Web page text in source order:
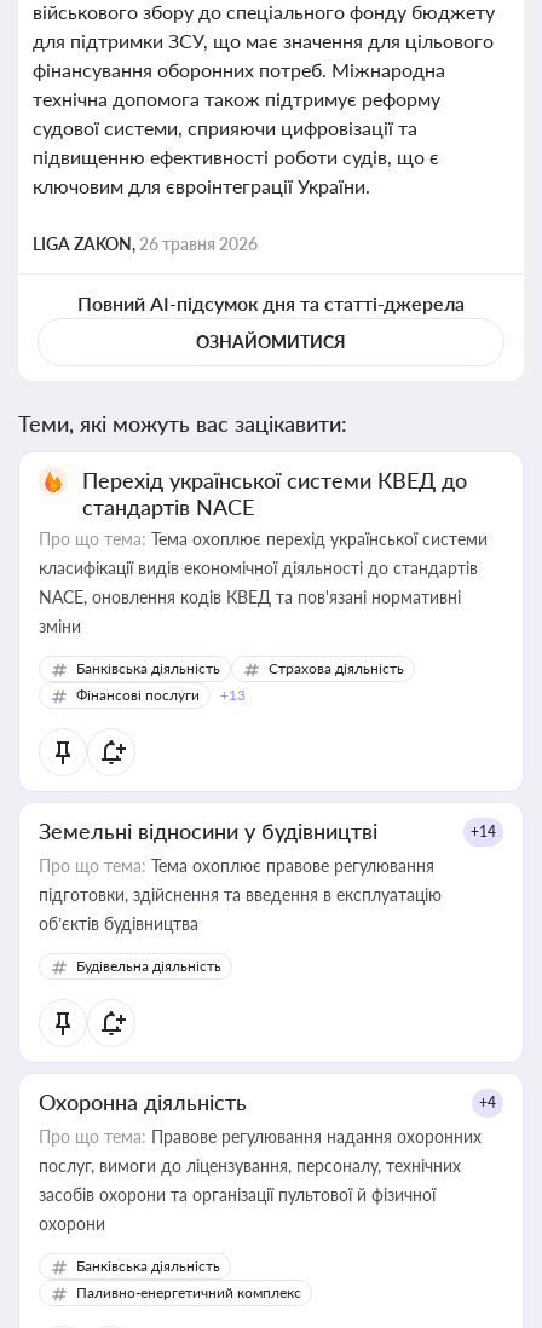
військового збору до спеціального фонду бюджету
для підтримки ЗСУ, що має значення для цільового
фінансування оборонних потреб. Міжнародна
технічна допомога також підтримує реформу
судової системи, сприяючи цифровізації та
підвищенню ефективності роботи судів, що є
ключовим для євроінтеграції України.
LIGA ZAKON, 26 травня 2026
Повний AI-підсумок дня та статті-джерела
ОЗНАЙОМИТИСЯ
Теми, які можуть вас зацікавити:
Перехід української системи КВЕД до
стандартів NACE
Про що тема: Тема охоплює перехід української системи
класифікації видів економічної діяльності до стандартів
NACE, оновлення кодів КВЕД та пов'язані нормативні
зміни
Банківська діяльність
Страхова діяльність
Фінансові послуги
+13
Земельні відносини у будівництві +14
Про що тема: Тема охоплює правове регулювання
підготовки, здійснення та введення в експлуатацію
об’єктів будівництва
Будівельна діяльність
Охоронна діяльність +4
Про що тема: Правове регулювання надання охоронних
послуг, вимоги до ліцензування, персоналу, технічних
засобів охорони та організації пультової й фізичної
охорони
Банківська діяльність
Паливно-енергетичний комплекс